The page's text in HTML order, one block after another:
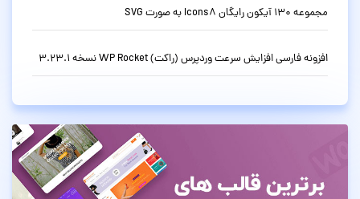
مجموعه 130 آیکون رایگان Icons8 به صورت SVG
افزونه فارسی افزایش سرعت وردپرس (راکت) WP Rocket نسخه 3.23.1